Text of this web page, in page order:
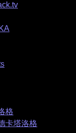
格
卡塔洛格